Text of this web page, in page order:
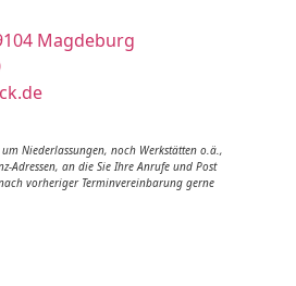
Magdeburg
Niederlassungen, noch Werkstätten o.ä.,
Adressen, an die Sie Ihre Anrufe und Post
vorheriger Terminvereinbarung gerne